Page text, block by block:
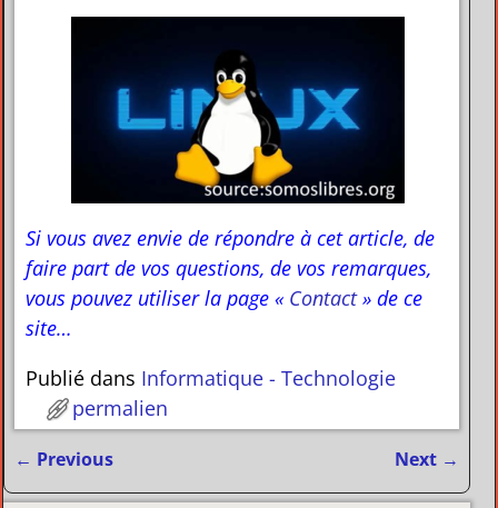
Si vous avez envie de répondre à cet article, de
faire part de vos questions, de vos remarques,
vous pouvez utiliser la page « Contact» de ce
site…
Publié dans Informatique - Technologie
permalien
Navigation des articles
← Previous Next →